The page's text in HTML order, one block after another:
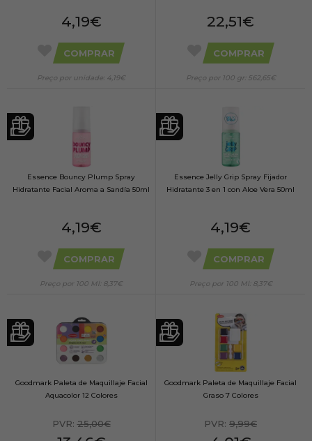
4,19€
COMPRAR
Preço por unidade: 4,19€
22,51€
COMPRAR
Preço por 100 gr: 562,65€
Essence Bouncy Plump Spray
Hidratante Facial Aroma a Sandía 50ml
4,19€
COMPRAR
Preço por 100 Ml: 8,37€
Essence Jelly Grip Spray Fijador
Hidratante 3 en 1 con Aloe Vera 50ml
4,19€
COMPRAR
Preço por 100 Ml: 8,37€
Goodmark Paleta de Maquillaje Facial
Aquacolor 12 Colores
PVR:25,00€
Goodmark Paleta de Maquillaje Facial
Graso 7 Colores
PVR: 9,99€